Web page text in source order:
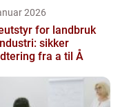
2026
for landbruk
sikker
fra a til Å